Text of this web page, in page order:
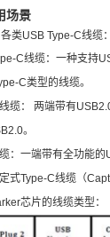
场景
类USB Type-C线缆：
C线缆：一种支持
C类型的线缆。
缆： 两端带有
。
：一端带有全功能
式Type-C线缆（
芯片的线缆类型：